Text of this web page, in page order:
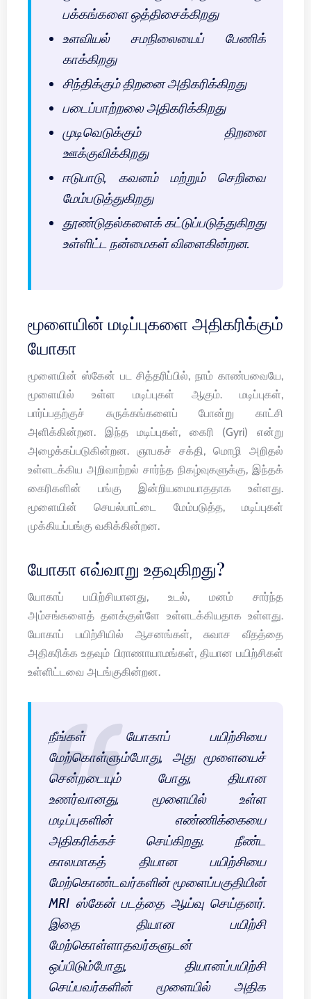
பக்கங்களை ஒத்திசைக்கிறது
உளவியல் சமநிலையைப் பேணிக்
காக்கிறது
சிந்திக்கும் திறனை அதிகரிக்கிறது
படைப்பாற்றலை அதிகரிக்கிறது
முடிவெடுக்கும் திறனை
ஊக்குவிக்கிறது
ஈடுபாடு, கவனம் மற்றும் செறிவை
மேம்படுத்துகிறது
தூண்டுதல்களைக் கட்டுப்படுத்துகிறது
உள்ளிட்ட நன்மைகள் விளைகின்றன.
மூளையின் மடிப்புகளை அதிகரிக்கும்
யோகா
மூளையின் ஸ்கேன் பட சித்தரிப்பில், நாம் காண்பவையே,
மூளையில் உள்ள மடிப்புகள் ஆகும். மடிப்புகள்,
பார்ப்பதற்குச் சுருக்கங்களைப் போன்று காட்சி
அளிக்கின்றன. இந்த மடிப்புகள், கைரி (Gyri) என்று
அழைக்கப்படுகின்றன. ஞாபகச் சக்தி, மொழி அறிதல்
உள்ளடக்கிய அறிவாற்றல் சார்ந்த நிகழ்வுகளுக்கு, இந்தக்
கைரிகளின் பங்கு இன்றியமையாததாக உள்ளது.
மூளையின் செயல்பாட்டை மேம்படுத்த, மடிப்புகள்
முக்கியப்பங்கு வகிக்கின்றன.
யோகா எவ்வாறு உதவுகிறது?
யோகாப் பயிற்சியானது, உடல், மனம் சார்ந்த
அம்சங்களைத் தனக்குள்ளே உள்ளடக்கியதாக உள்ளது.
யோகாப் பயிற்சியில் ஆசனங்கள், சுவாச வீதத்தை
அதிகரிக்க உதவும் பிராணாயாமங்கள், தியான பயிற்சிகள்
உள்ளிட்டவை அடங்குகின்றன.
நீங்கள் யோகாப் பயிற்சியை
மேற்கொள்ளும்போது, அது மூளையைச்
சென்றடையும் போது, தியான
உணர்வானது, மூளையில் உள்ள
மடிப்புகளின் எண்ணிக்கையை
அதிகரிக்கச் செய்கிறது. நீண்ட
காலமாகத் தியான பயிற்சியை
மேற்கொண்டவர்களின் மூளைப்பகுதியின்
MRI ஸ்கேன் படத்தை ஆய்வு செய்தனர்.
இதை தியான பயிற்சி
மேற்கொள்ளாதவர்களுடன்
ஒப்பிடும்போது, தியானப்பயிற்சி
செய்பவர்களின் மூளையில் அதிக